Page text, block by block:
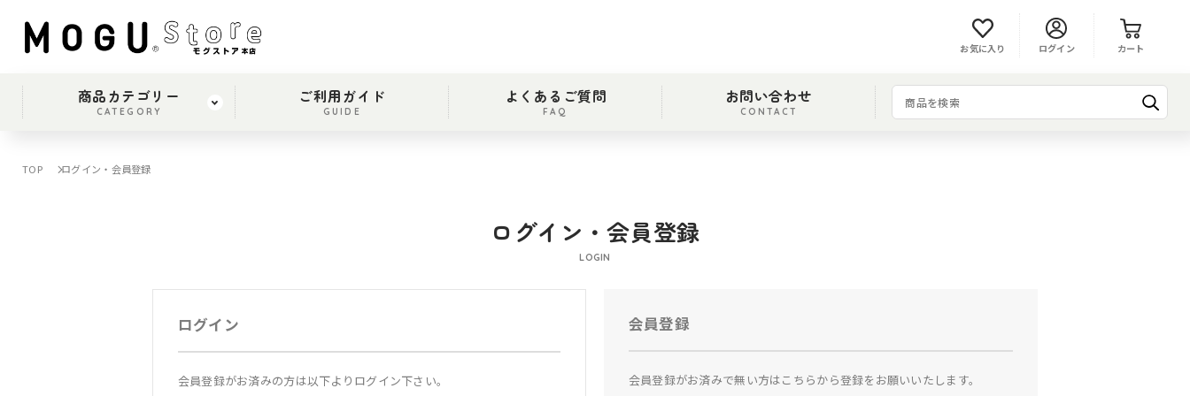
ログイン
お気に入り カート
商品カテゴリー
CATEGORY
ご利用ガイド
GUIDE
よくあるご質問
FAQ
お問い合わせ
CONTACT
TOP ログイン・会員登録
ログイン・会員登録
LOGIN
ログイン
会員登録がお済みの方は以下よりログイン下さい。
会員登録
会員登録がお済みで無い方はこちらから登録をお願いいたします。